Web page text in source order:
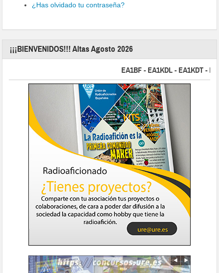
¿Has olvidado tu contraseña?
¡¡¡BIENVENIDOS!!! Altas Agosto 2026
EA1BF - EA1KDL - EA1KDT -